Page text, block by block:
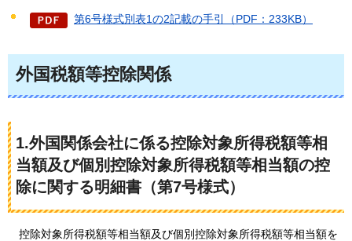
第6号様式別表1の2記載の手引（PDF：233KB）
外国税額等控除関係
1.外国関係会社に係る控除対象所得税額等相
当額及び個別控除対象所得税額等相当額の控
除に関する明細書（第7号様式）
控除対象所得税額等相当額及び個別控除対象所得税額等相当額を